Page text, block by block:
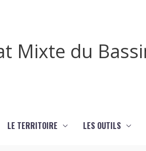
Mixte du
LE TERRITOIRE LES OUTILS